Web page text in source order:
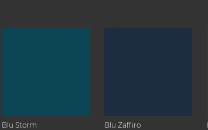
Blu Storm Blu Zaffiro